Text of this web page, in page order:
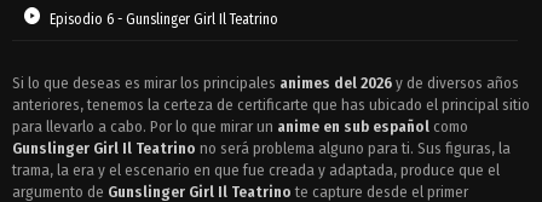
Episodio 6 - Gunslinger Girl Il Teatrino
Episodio 4 - Gunslinger Girl Il Teatrino
Episodio 3 - Gunslinger Girl Il Teatrino
Episodio 2 - Gunslinger Girl Il Teatrino
Si lo que deseas es mirar los principales animes del 2026 y de diversos años
anteriores, tenemos la certeza de certificarte que has ubicado el principal sitio
para llevarlo a cabo. Por lo que mirar un anime en sub español como
Gunslinger Girl Il Teatrino no será problema alguno para ti. Sus figuras, la
trama, la era y el escenario en que fue creada y adaptada, produce que el
argumento de Gunslinger Girl Il Teatrino te capture desde el primer